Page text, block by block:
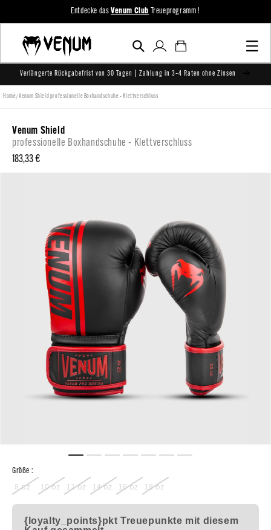
Inhalt
Entdecke dasVenum Club Treueprogramm !
EinloggenWarenkorb
Verlängerte Rückgabefrist von 30 Tagen | Zahlung in 3–4 Raten ohne Zinsen
Home/Venum Shield professionelle Boxhandschuhe - Klettverschluss
Venum Shield
professionelle Boxhandschuhe - Klettverschluss
Normaler
183,33 €
Größe :
8 oz 10 oz 12 oz 14 oz 16 oz 18 oz
{loyalty_points}pkt Treuepunkte mit diesem